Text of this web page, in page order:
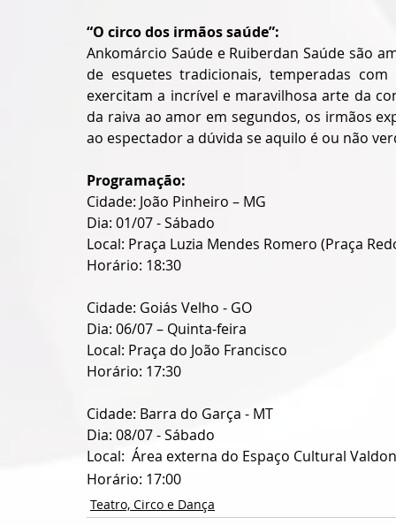
“O circo dos irmãos saúde”:
Ankomárcio Saúde e Ruiberdan Saúde são
de esquetes tradicionais, temperadas
exercitam a incrível e maravilhosa arte da
da raiva ao amor em segundos, os irmãos
ao espectador a dúvida se aquilo é ou não
Programação:
Cidade: João Pinheiro – MG
Dia: 01/07 - Sábado
Local: Praça Luzia Mendes Romero (Praça
Horário: 18:30
Cidade: Goiás Velho - GO
Dia: 06/07 – Quinta-feira
Local: Praça do João Francisco
Horário: 17:30
Cidade: Barra do Garça - MT
Dia: 08/07 - Sábado
Local:  Área externa do Espaço Cultural
Horário: 17:00
Teatro, Circo e Dança